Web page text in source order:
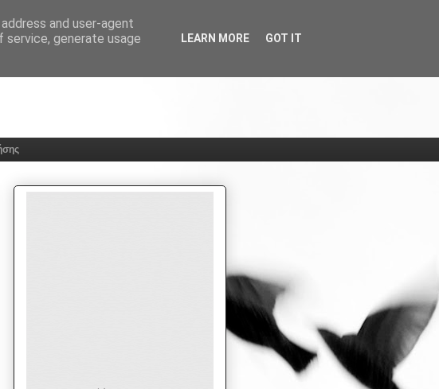
and user-agent
generate usage
LEARN MORE GOT IT